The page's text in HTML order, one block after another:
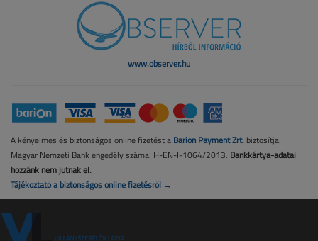
www.observer.hu
A kényelmes és biztonságos online fizetést a Barion Payment Zrt. biztosítja.
Magyar Nemzeti Bank engedély száma: H-EN-I-1064/2013. Bankkártya-adatai
hozzánk nem jutnak el.
Tájékoztató a biztonságos online fizetésről →